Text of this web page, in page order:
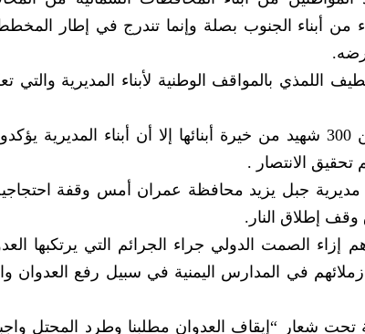
أبناء الجنوب بصلة وإنما تندرج في إطار
اللمذي بالمواقف الوطنية لأبناء المديرية
وأشار إلى أنه وبالرغم من تقديم ما يزيد عن 300 شهيد من خيرة أبنائها إلا أن
تحقيق الانتصار .
جبل يزيد محافظة عمران أمس وقفة احتجاجية
إطلاق النار.
إزاء الصمت الدولي جراء الجرائم التي يرتكبها
في المدارس اليمنية في سبيل رفع العدوان
شعار “إيقاف العدوان مطلبنا وطرد المحتل